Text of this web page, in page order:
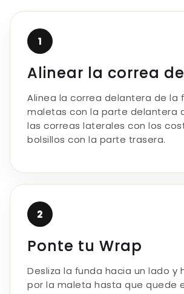
1
Alinear la correa
Alinea la correa delantera de la
maletas con la parte delantera
las correas laterales con los
bolsillos con la parte trasera.
2
Ponte tu Wrap
Desliza la funda hacia un lado y
por la maleta hasta que quede